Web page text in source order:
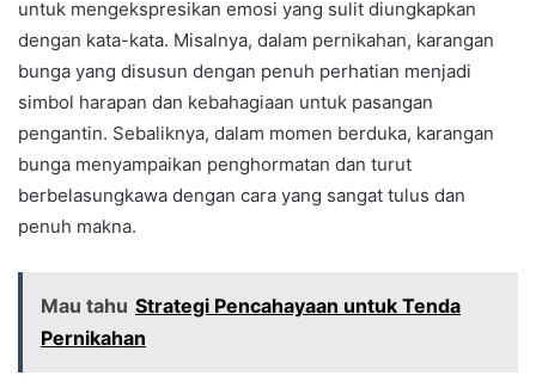
untuk mengekspresikan emosi yang sulit diungkapkan
dengan kata-kata. Misalnya, dalam pernikahan, karangan
bunga yang disusun dengan penuh perhatian menjadi
simbol harapan dan kebahagiaan untuk pasangan
pengantin. Sebaliknya, dalam momen berduka, karangan
bunga menyampaikan penghormatan dan turut
berbelasungkawa dengan cara yang sangat tulus dan
penuh makna.
Mau tahu Strategi Pencahayaan untuk Tenda
Pernikahan